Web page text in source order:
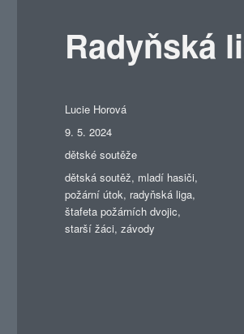
Radyňská
Autor:
Lucie Horová
Publikováno:
9. 5. 2024
Rubriky:
dětské soutěže
Štítky:
dětská soutěž, mladí hasiči,
požární útok, radyňská liga,
štafeta požárních dvojic,
starší žáci,závody